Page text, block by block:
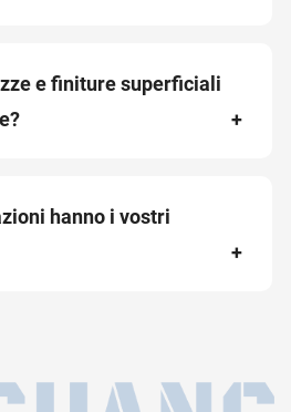
e finiture superficiali
hanno i vostri